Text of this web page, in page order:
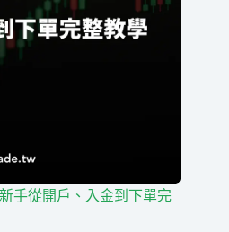
手從開戶、入金到下單完